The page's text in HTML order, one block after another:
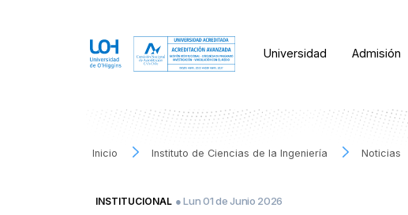
Universidad Admisión
Inicio Instituto de Ciencias de la Ingeniería Noticias
INSTITUCIONAL ● Lun 01 de Junio 2026